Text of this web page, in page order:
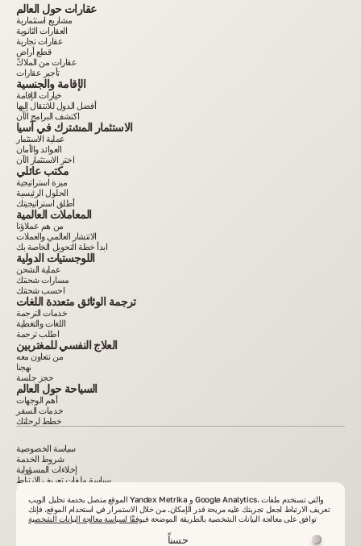
عقارات حول العالم
مشاريع استثمارية
العقارات الثانوية
عقارات تجارية
قطع أراضٍ
عقارات من الملاك
تأجير عقارات
الإقامة والجنسية
خيارات الإقامة
أفضل الدول للانتقال إليها
اكتشف البرامج الآن
الاستثمار المشترك في آسيا
عملية الاستثمار
العوائد والأمان
اختر الاستثمار الآن
مكتب عائلي
ميزة استراتيجية
الحلول الرئيسية
أطلق استراتيجيتك
المعاملات العالمية
من هم عملاؤنا
الانتشار العالمي والعملات
ابدأ خطة التحويل الخاصة بك
اللوجستيات الدولية
عملية الشحن
مسارات شحنتك
احسب شحنتك
ترجمة الوثائق متعددة اللغات
خدمات الترجمة
اللغات والتغطية
اطلب ترجمة
العلاج النفسي للمغتربين
من نتعاون معه
نهجنا
حجز جلسة
السياحة حول العالم
أهم الوجهات
خدمات السفر
خطط لرحلتك
نسخ المواد دون موافقة خطية. VelesClub Int.
سياسة الخصوصية
شروط الخدمة
إخلاءات المسؤولية
سياسة ملفات تعريف الارتباط
الموقع متصل بخدمة تحليل الويب Yandex Metrika و Google Analytics، والتي تستخدم ملفات
تعريف الارتباط لجعل تجربتك عليه مريحة قدر الإمكان. من خلال الاستمرار في استخدام الموقع، فإنك
توافق على معالجة البيانات الشخصية بالطريقة الموضحة فيوفقًا لسياسة معالجة البيانات الشخصية
حسناً